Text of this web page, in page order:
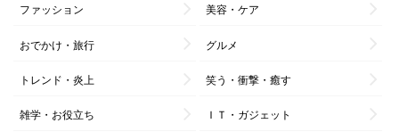
ファッション 美容・ケア
おでかけ・旅行 グルメ
トレンド・炎上 笑う・衝撃・癒す
雑学・お役立ち ＩＴ・ガジェット